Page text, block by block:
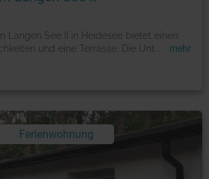
Langen See II in Heidesee bietet einen
und eine Terrasse. Die Unt
mehr
Ferienwohnung